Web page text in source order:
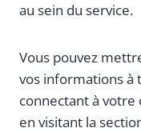
au sein du service.
Vous pouvez
vos informations à
connectant à votre
en visitant la